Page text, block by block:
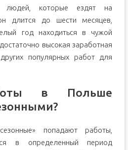
людей, которые ездят на
длится до шести месяцев,
год находиться в чужой
высокая заработная
популярных работ для
в Польше
попадают работы,
в определенный период